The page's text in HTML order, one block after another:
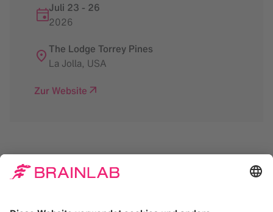
Juli 23 - 26
2026
The Lodge Torrey Pines
La Jolla, USA
Zur Website